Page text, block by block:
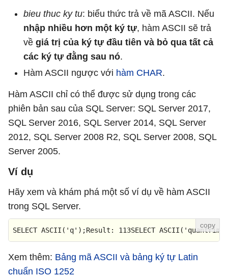
bieu thuc ky tu: biểu thức trả về mã ASCII. Nếu
nhập nhiều hơn một ký tự, hàm ASCII sẽ trả
về giá trị của ký tự đầu tiên và bỏ qua tất cả
các ký tự đằng sau nó.
Hàm ASCII ngược với hàm CHAR.
Hàm ASCII chỉ có thể được sử dụng trong các
phiên bản sau của SQL Server: SQL Server 2017,
SQL Server 2016, SQL Server 2014, SQL Server
2012, SQL Server 2008 R2, SQL Server 2008, SQL
Server 2005.
Ví dụ
Hãy xem và khám phá một số ví dụ về hàm ASCII
trong SQL Server.
SELECT ASCII( 'q' );Result : 113SELECT ASCII(
Xem thêm: Bảng mã ASCII và bảng ký tự Latin
chuẩn ISO 1252